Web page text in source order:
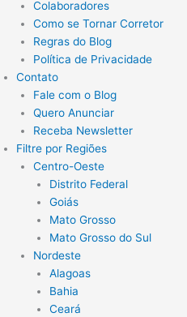
Colaboradores
Como se Tornar Corretor
Regras do Blog
Política de Privacidade
Contato
Fale com o Blog
Quero Anunciar
Receba Newsletter
Filtre por Regiões
Centro-Oeste
Distrito Federal
Goiás
Mato Grosso
Mato Grosso do Sul
Nordeste
Alagoas
Bahia
Ceará